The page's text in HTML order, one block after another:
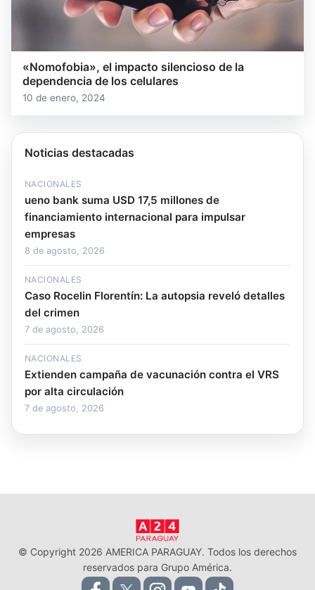
«Nomofobia», el impacto silencioso de la
dependencia de los celulares
10 de enero, 2024
Noticias destacadas
NACIONALES
ueno bank suma USD 17,5 millones de
financiamiento internacional para impulsar
empresas
8 de agosto, 2026
NACIONALES
Caso Rocelin Florentín: La autopsia reveló detalles
del crimen
7 de agosto, 2026
NACIONALES
Extienden campaña de vacunación contra el VRS
por alta circulación
7 de agosto, 2026
© Copyright 2026 AMERICA PARAGUAY. Todos los derechos
reservados para Grupo América.